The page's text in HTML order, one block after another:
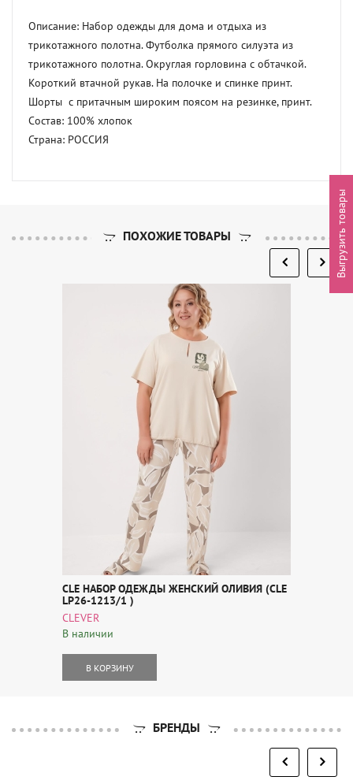
Описание: Набор одежды для дома и отдыха из
трикотажного полотна. Футболка прямого силуэта из
трикотажного полотна. Округлая горловина с обтачкой.
Короткий втачной рукав. На полочке и спинке принт.
Шорты  с притачным широким поясом на резинке, принт.
Состав: 100% хлопок
Страна: РОССИЯ
ПОХОЖИЕ ТОВАРЫ
CLE НАБОР ОДЕЖДЫ ЖЕНСКИЙ ОЛИВИЯ (CLE
LP26-1213/1 )
CLEVER
В наличии
В КОРЗИНУ
БРЕНДЫ
Выгрузить товары